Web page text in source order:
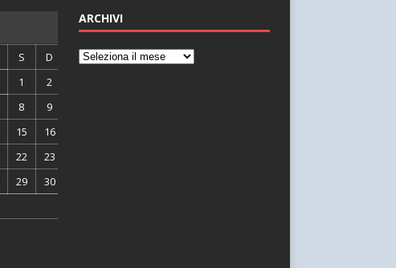
S
D
1
2
8
9
15
16
22
23
29
30
ARCHIVI